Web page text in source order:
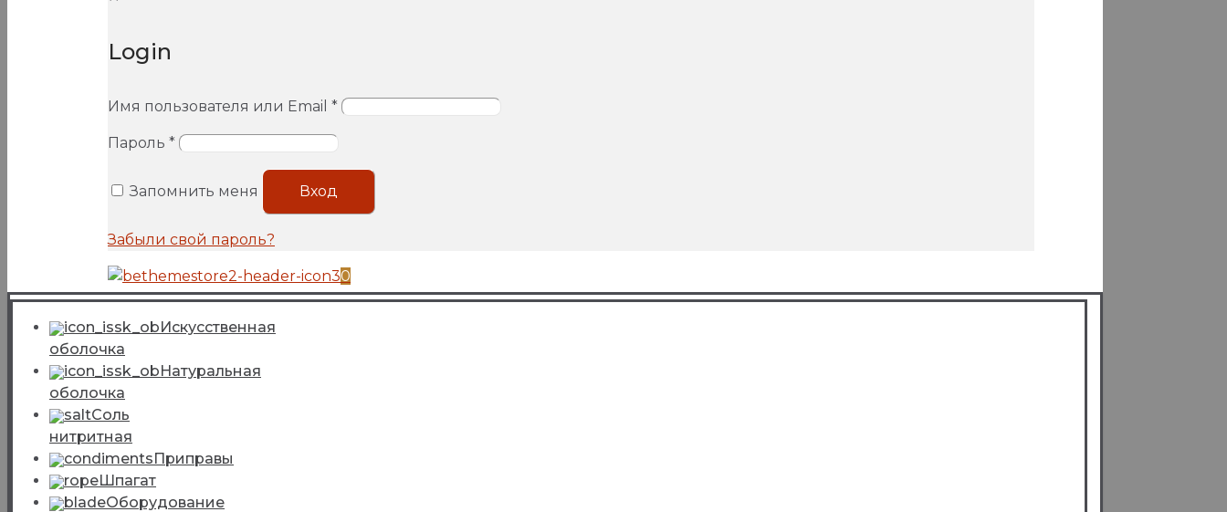
Login
Имя пользователя или Email *
Пароль *
Запомнить меня Вход
Забыли свой пароль?
0
Искусcтвенная
оболочка
Натуральная
оболочка
Соль
нитритная
Приправы
Шпагат
Оборудование